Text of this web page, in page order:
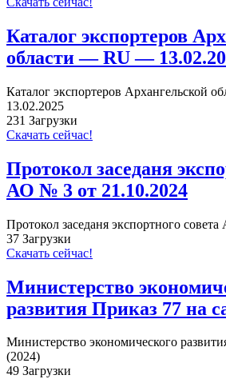
Каталог экспортеров
области — RU —
Каталог экспортеров Архангельской
13.02.2025
231 Загрузки
Скачать сейчас!
Протокол заседаня
АО № 3 от 21.10.2024
Протокол заседаня экспортного
37 Загрузки
Скачать сейчас!
Министерство
развития Приказ 77 на
Министерство экономического
(2024)
49 Загрузки